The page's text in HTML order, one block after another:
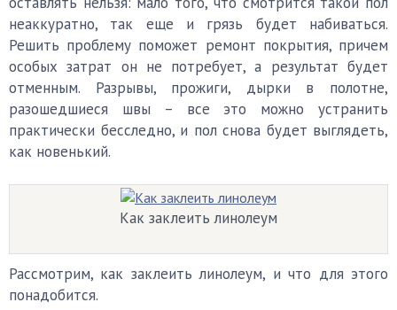
неаккуратно, так еще и грязь будет набиваться.
Решить проблему поможет ремонт покрытия, причем
особых затрат он не потребует, а результат будет
отменным. Разрывы, прожиги, дырки в полотне,
разошедшиеся швы – все это можно устранить
практически бесследно, и пол снова будет выглядеть,
как новенький.
Как заклеить линолеум
Рассмотрим, как заклеить линолеум, и что для этого
понадобится.